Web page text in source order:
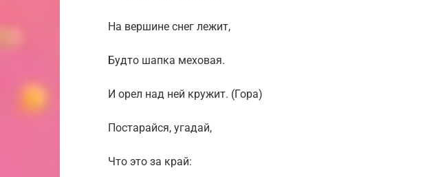
На вершине снег лежит,
Будто шапка меховая.
И орел над ней кружит. (Гора)
Постарайся, угадай,
Что это за край: